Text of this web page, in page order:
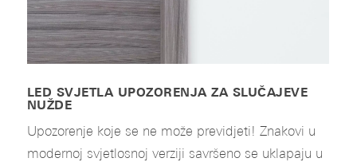
LED SVJETLA UPOZORENJA ZA SLUČAJEVE
NUŽDE
Upozorenje koje se ne može previdjeti! Znakovi u
modernoj svjetlosnoj verziji savršeno se uklapaju u